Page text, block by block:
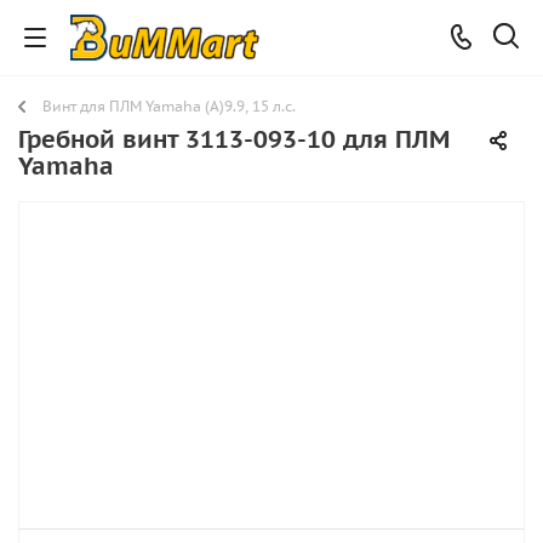
Винт для ПЛМ Yamaha (A)9.9, 15 л.с.
Гребной винт 3113-093-10 для ПЛМ
Yamaha